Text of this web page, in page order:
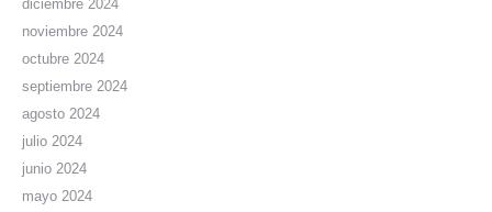
diciembre 2024
noviembre 2024
octubre 2024
septiembre 2024
agosto 2024
julio 2024
junio 2024
mayo 2024